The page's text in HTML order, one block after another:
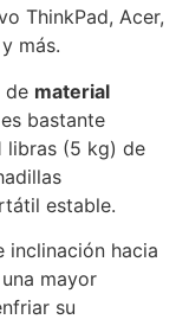
ThinkPad, Acer,
más.
de material
bastante
libras (5 kg) de
estable.
inclinación hacia
mayor
su